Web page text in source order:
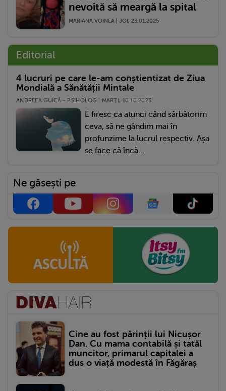
nevoită să meargă la spital
MARIANA VOINEA | JOI, 23.01.2025
Editorial
4 lucruri pe care le-am conștientizat de Ziua
Mondială a Sănătății Mintale
ANDREEA GUICĂ - PSIHOLOG | MARŢI, 10.10.2023
E firesc ca atunci când sărbătorim
ceva, să ne gândim mai în
profunzime la lucrul respectiv. Așa
se face că încă...
Ne găsești pe
Cine au fost părinții lui Nicușor
Dan. Cu mama contabilă și tatăl
muncitor, primarul capitalei a
dus o viață modestă în Făgăraș